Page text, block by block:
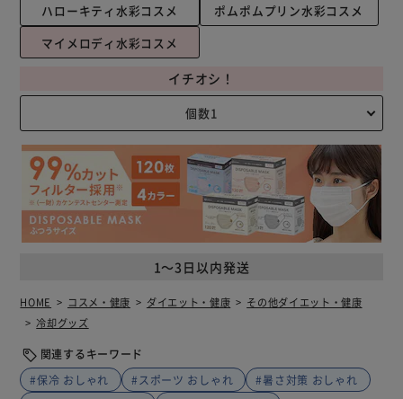
ハローキティ水彩コスメ
ポムポムプリン水彩コスメ
マイメロディ水彩コスメ
1～3日以内発送
イチオシ！
HOME コスメ・健康 ダイエット・健康
その他ダイエット・健康
冷却グッズ
関連するキーワード
#保冷 おしゃれ
#スポーツ おしゃれ
#暑さ対策 おしゃれ